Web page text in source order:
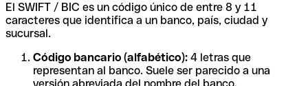
El SWIFT / BIC es un código único de entre 8 y 11
caracteres que identifica a un banco, país, ciudad y
sucursal.
Código bancario (alfabético): 4 letras que
representan al banco. Suele ser parecido a una